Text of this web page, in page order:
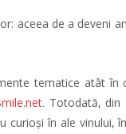
aceea de a deveni
tematice atât
. Totodată, din
curioși în ale vinului,